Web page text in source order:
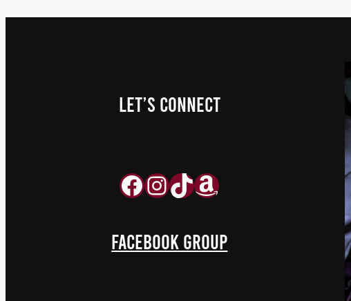
LET’S Connect
Facebook Instagram TikTok aaaa
FACEBOOK GROUP